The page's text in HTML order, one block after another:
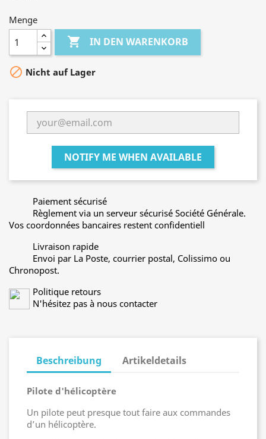
Menge
 IN DEN WARENKORB
 Nicht auf Lager
NOTIFY ME WHEN AVAILABLE
Paiement sécurisé
Règlement via un serveur sécurisé Société Générale.
Vos coordonnées bancaires restent confidentiell
Livraison rapide
Envoi par La Poste, courrier postal, Colissimo ou
Chronopost.
Politique retours
N'hésitez pas à nous contacter
Beschreibung Artikeldetails
Pilote d'hélicoptère
Un pilote peut presque tout faire aux commandes
d’un hélicoptère.